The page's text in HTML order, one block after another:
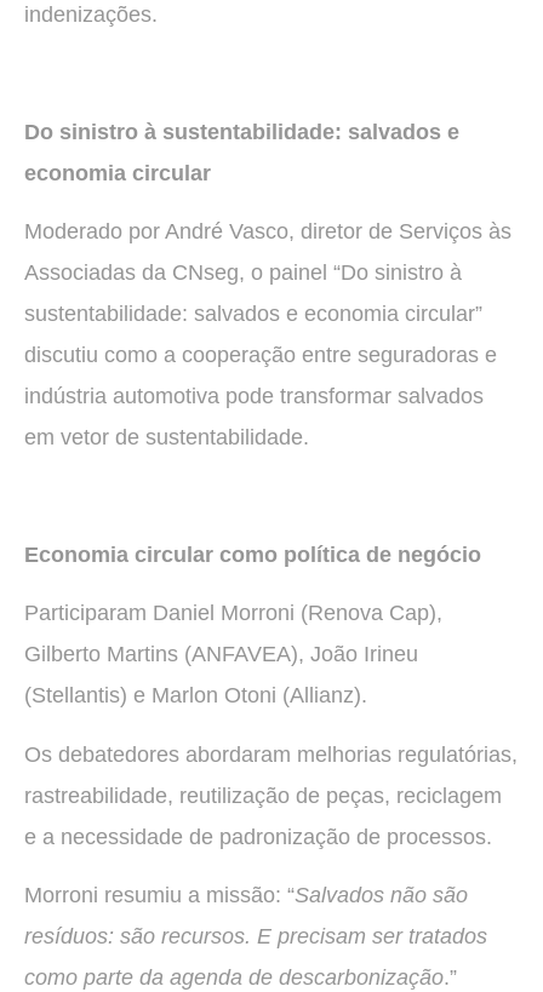
indenizações.
Do sinistro à sustentabilidade: salvados e
economia circular
Moderado por André Vasco, diretor de Serviços às
Associadas da CNseg, o painel “Do sinistro à
sustentabilidade: salvados e economia circular”
discutiu como a cooperação entre seguradoras e
indústria automotiva pode transformar salvados
em vetor de sustentabilidade.
Economia circular como política de negócio
Participaram Daniel Morroni (Renova Cap),
Gilberto Martins (ANFAVEA), João Irineu
(Stellantis) e Marlon Otoni (Allianz).
Os debatedores abordaram melhorias regulatórias,
rastreabilidade, reutilização de peças, reciclagem
e a necessidade de padronização de processos.
Morroni resumiu a missão: “Salvados não são
resíduos: são recursos. E precisam ser tratados
como parte da agenda de descarbonização.”